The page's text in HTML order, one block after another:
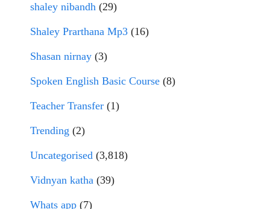
shaley nibandh (29)
Shaley Prarthana Mp3 (16)
Shasan nirnay (3)
Spoken English Basic Course (8)
Teacher Transfer (1)
Trending (2)
Uncategorised (3,818)
Vidnyan katha (39)
Whats app (7)